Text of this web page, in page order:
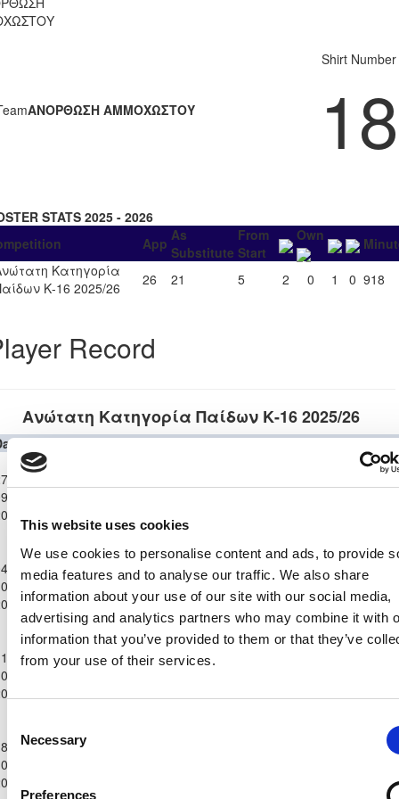
This website uses cookies
We use cookies to personalise content and ads, to provide
media features and to analyse our traffic. We also share
information about your use of our site with our social media,
advertising and analytics partners who may combine it with
information that you’ve provided to them or that they’ve
from your use of their services.
Selection
Necessary
Preferences
ΑΝΟΡΘΩΣΗ ΑΜΜΟΧΩΣΤΟΥ
Shirt Number
18
STATS 2025 - 2026
App As
Substitute
From
Start
Own
Κατηγορία
Κ-16 2025/26
26 21 5 2 0 1 0 918
Record
Ανώτατη Κατηγορία Παίδων Κ-16 2025/26
Competition Home TeamH AAway Team MinutesIn Out
Ανώτατη
2025/26
ΑΕΚ
ΑΝΟΡΘΩΣΗ
Ανώτατη
Κατηγορία
Κ-16
2025/26
ΑΝΟΡΘΩΣΗ
ΑΜΜΟΧΩΣΤΟΥ
ΑΟΑΝ ΑΓΙΑΣ
ΝΑΠΑΣ
Ανώτατη
Κατηγορία
Κατηγορία